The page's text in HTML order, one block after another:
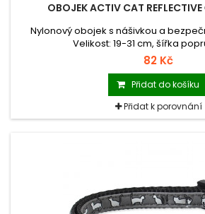
OBOJEK ACTIV CAT REFLECTIVE
Nylonový obojek s nášivkou a
Velikost: 19-31 cm, šířka
82 Kč
Přidat do košíku
Přidat k porovnání